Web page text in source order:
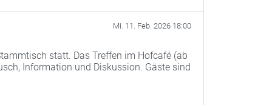
Mi. 11. Feb. 2026 18:00
statt. Das Treffen im Hofcafé (ab
Information und Diskussion. Gäste sind